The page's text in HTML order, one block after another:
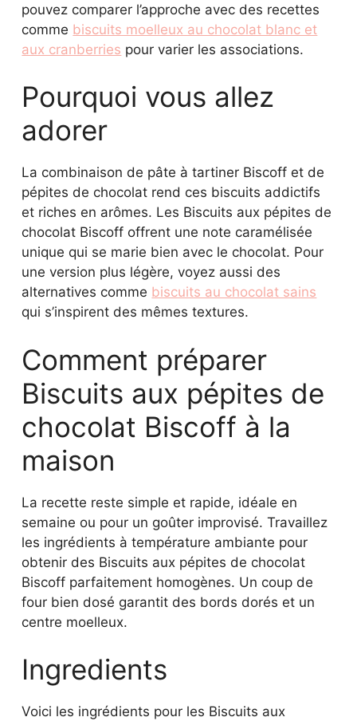
pouvez comparer l’approche avec des recettes
comme biscuits moelleux au chocolat blanc et
aux cranberries pour varier les associations.
Pourquoi vous allez
adorer
La combinaison de pâte à tartiner Biscoff et de
pépites de chocolat rend ces biscuits addictifs
et riches en arômes. Les Biscuits aux pépites de
chocolat Biscoff offrent une note caramélisée
unique qui se marie bien avec le chocolat. Pour
une version plus légère, voyez aussi des
alternatives comme biscuits au chocolat sains
qui s’inspirent des mêmes textures.
Comment préparer
Biscuits aux pépites de
chocolat Biscoff à la
maison
La recette reste simple et rapide, idéale en
semaine ou pour un goûter improvisé. Travaillez
les ingrédients à température ambiante pour
obtenir des Biscuits aux pépites de chocolat
Biscoff parfaitement homogènes. Un coup de
four bien dosé garantit des bords dorés et un
centre moelleux.
Ingredients
Voici les ingrédients pour les Biscuits aux